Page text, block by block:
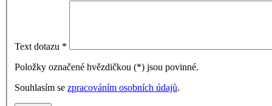
Text dotazu *
Položky označené hvězdičkou (*) jsou povinné.
Souhlasím se zpracováním osobních údajů.